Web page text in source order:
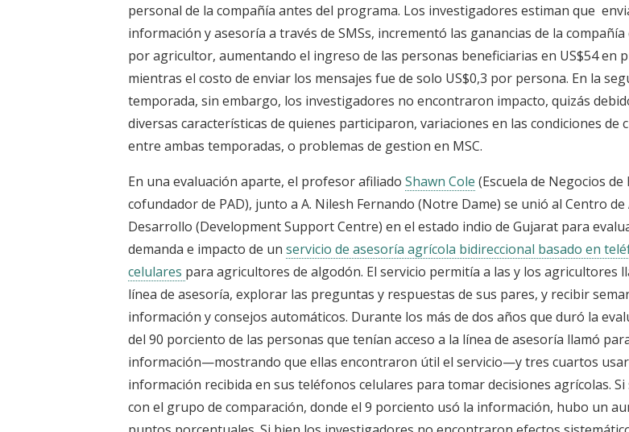
personal de la compañía antes del programa. Los investigadores estiman que
información y asesoría a través de SMSs, incrementó las ganancias de la compañía
por agricultor, aumentando el ingreso de las personas beneficiarias en US$54 en
mientras el costo de enviar los mensajes fue de solo US$0,3 por persona. En la
temporada, sin embargo, los investigadores no encontraron impacto, quizás
diversas características de quienes participaron, variaciones en las condiciones de
entre ambas temporadas, o problemas de gestion en MSC.
En una evaluación aparte, el profesor afiliado Shawn Cole (Escuela de Negocios de
cofundador de PAD), junto a A. Nilesh Fernando (Notre Dame) se unió al Centro de
Desarrollo (Development Support Centre) en el estado indio de Gujarat para
demanda e impacto de un servicio de asesoría agrícola bidireccional basado en
celulares para agricultores de algodón. El servicio permitía a las y los agricultores
línea de asesoría, explorar las preguntas y respuestas de sus pares, y recibir
información y consejos automáticos. Durante los más de dos años que duró la
del 90 porciento de las personas que tenían acceso a la línea de asesoría llamó
información—mostrando que ellas encontraron útil el servicio—y tres cuartos
información recibida en sus teléfonos celulares para tomar decisiones agrícolas.
con el grupo de comparación, donde el 9 porciento usó la información, hubo un